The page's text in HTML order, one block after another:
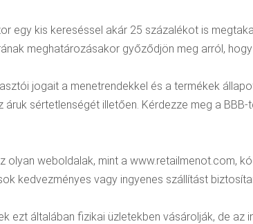
egy kis kereséssel akár 25 százalékot is
meghatározásakor győződjön meg arról,
jogait a menetrendekkel és a termékek
sértetlenségét illetően. Kérdezze meg a
weboldalak, mint a www.retailmenot.com,
kedvezményes vagy ingyenes szállítást
általában fizikai üzletekben vásárolják, de az